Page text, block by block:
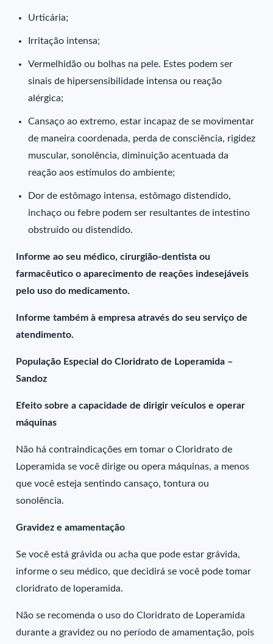
Urticária;
Irritação intensa;
Vermelhidão ou bolhas na pele. Estes podem ser
sinais de hipersensibilidade intensa ou reação
alérgica;
Cansaço ao extremo, estar incapaz de se movimentar
de maneira coordenada, perda de consciência, rigidez
muscular, sonolência, diminuição acentuada da
reação aos estímulos do ambiente;
Dor de estômago intensa, estômago distendido,
inchaço ou febre podem ser resultantes de intestino
obstruído ou distendido.
Informe ao seu médico, cirurgião-dentista ou
farmacêutico o aparecimento de reações indesejáveis
pelo uso do medicamento.
Informe também à empresa através do seu serviço de
atendimento.
População Especial do Cloridrato de Loperamida –
Sandoz
Efeito sobre a capacidade de dirigir veículos e operar
máquinas
Não há contraindicações em tomar o Cloridrato de
Loperamida se você dirige ou opera máquinas, a menos
que você esteja sentindo cansaço, tontura ou
sonolência.
Gravidez e amamentação
Se você está grávida ou acha que pode estar grávida,
informe o seu médico, que decidirá se você pode tomar
cloridrato de loperamida.
Não se recomenda o uso do Cloridrato de Loperamida
durante a gravidez ou no período de amamentação, pois